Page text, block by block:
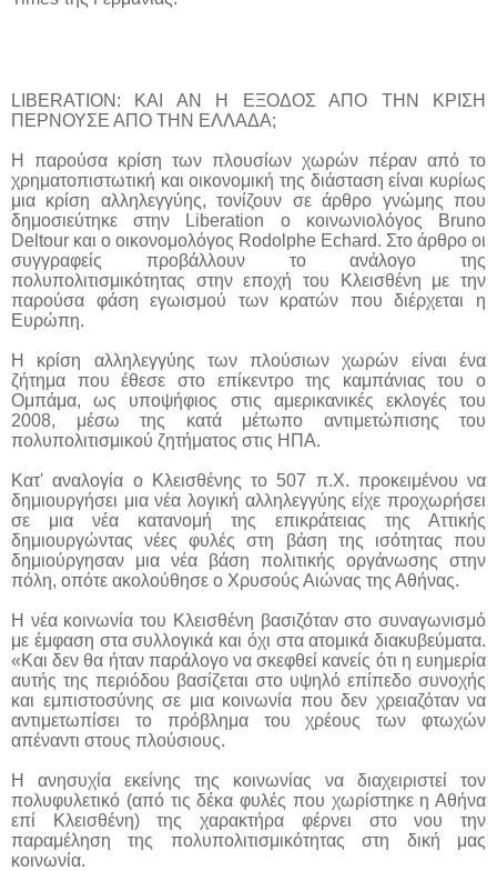
LIBERATION: ΚΑΙ ΑΝ Η ΕΞΟΔΟΣ ΑΠΟ ΤΗΝ ΚΡΙΣΗ
ΠΕΡΝΟΥΣΕ ΑΠΟ ΤΗΝ ΕΛΛΑΔΑ;
Η παρούσα κρίση των πλουσίων χωρών πέραν από το
χρηματοπιστωτική και οικονομική της διάσταση είναι κυρίως
μια κρίση αλληλεγγύης, τονίζουν σε άρθρο γνώμης που
δημοσιεύτηκε στην Liberation ο κοινωνιολόγος Bruno
Deltour και ο οικονομολόγος Rodolphe Echard. Στο άρθρο οι
συγγραφείς προβάλλουν το ανάλογο της
πολυπολιτισμικότητας στην εποχή του Κλεισθένη με την
παρούσα φάση εγωισμού των κρατών που διέρχεται η
Ευρώπη.
Η κρίση αλληλεγγύης των πλούσιων χωρών είναι ένα
ζήτημα που έθεσε στο επίκεντρο της καμπάνιας του ο
Ομπάμα, ως υποψήφιος στις αμερικανικές εκλογές του
2008, μέσω της κατά μέτωπο αντιμετώπισης του
πολυπολιτισμικού ζητήματος στις ΗΠΑ.
Κατ' αναλογία ο Κλεισθένης το 507 π.Χ. προκειμένου να
δημιουργήσει μια νέα λογική αλληλεγγύης είχε προχωρήσει
σε μια νέα κατανομή της επικράτειας της Αττικής
δημιουργώντας νέες φυλές στη βάση της ισότητας που
δημιούργησαν μια νέα βάση πολιτικής οργάνωσης στην
πόλη, οπότε ακολούθησε ο Χρυσούς Αιώνας της Αθήνας.
Η νέα κοινωνία του Κλεισθένη βασιζόταν στο συναγωνισμό
με έμφαση στα συλλογικά και όχι στα ατομικά διακυβεύματα.
«Και δεν θα ήταν παράλογο να σκεφθεί κανείς ότι η ευημερία
αυτής της περιόδου βασίζεται στο υψηλό επίπεδο συνοχής
και εμπιστοσύνης σε μια κοινωνία που δεν χρειαζόταν να
αντιμετωπίσει το πρόβλημα του χρέους των φτωχών
απέναντι στους πλούσιους.
Η ανησυχία εκείνης της κοινωνίας να διαχειριστεί τον
πολυφυλετικό (από τις δέκα φυλές που χωρίστηκε η Αθήνα
επί Κλεισθένη) της χαρακτήρα φέρνει στο νου την
παραμέληση της πολυπολιτισμικότητας στη δική μας
κοινωνία.